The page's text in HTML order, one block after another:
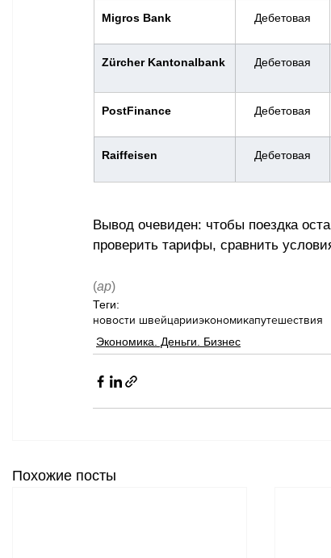
Migros Bank Дебетовая
Zürcher Kantonalbank Дебетовая
PostFinance Дебетовая
Raiffeisen Дебетовая
Вывод очевиден: чтобы поездка
проверить тарифы, сравнить
(ар)
Теги:
новости швейцарииэкономикапутешествия
Экономика. Деньги. Бизнес
Похожие посты